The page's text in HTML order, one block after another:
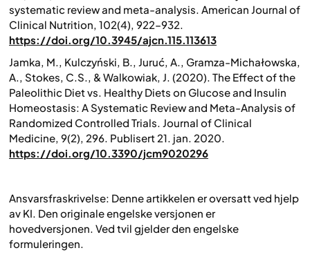
systematic review and meta-analysis. American Journal of
Clinical Nutrition, 102(4), 922–932.
https://doi.org/10.3945/ajcn.115.113613
Jamka, M., Kulczyński, B., Juruć, A., Gramza-Michałowska,
A., Stokes, C.S., & Walkowiak, J. (2020). The Effect of the
Paleolithic Diet vs. Healthy Diets on Glucose and Insulin
Homeostasis: A Systematic Review and Meta-Analysis of
Randomized Controlled Trials. Journal of Clinical
Medicine, 9(2), 296. Publisert 21. jan. 2020.
https://doi.org/10.3390/jcm9020296
Ansvarsfraskrivelse: Denne artikkelen er oversatt ved hjelp
av KI. Den originale engelske versjonen er
hovedversjonen. Ved tvil gjelder den engelske
formuleringen.